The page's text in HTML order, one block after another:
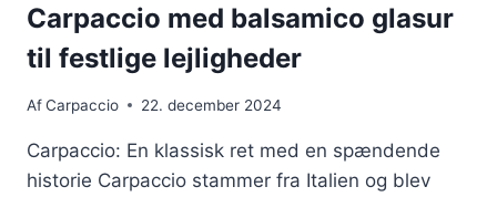
Carpaccio med balsamico glasur
til festlige lejligheder
AfCarpaccio 22. december 2024
Carpaccio: En klassisk ret med en spændende
historie Carpaccio stammer fra Italien og blev